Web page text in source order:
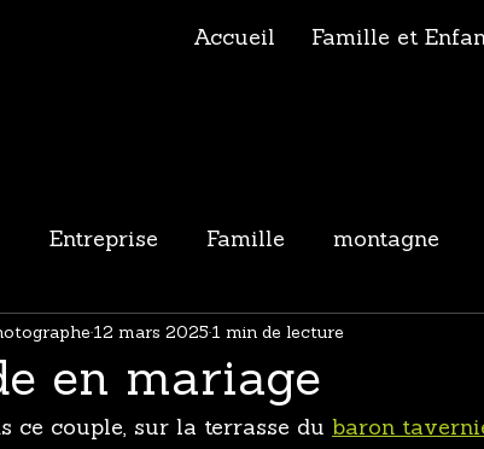
Accueil Famille et
Entreprise Famille montagne
en mariage
12 mars 2025 1 min de lecture
ce couple, sur la terrasse du baron